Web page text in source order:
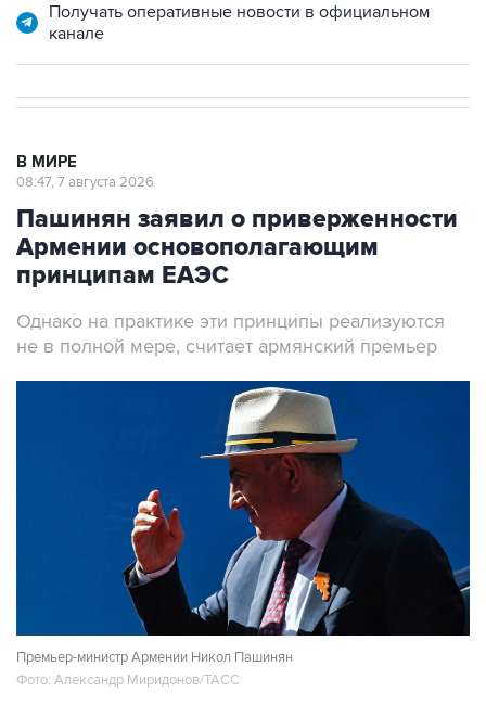
Получать оперативные новости в официальном
канале
В МИРЕ
08:47, 7 августа 2026
Пашинян заявил о приверженности
Армении основополагающим
принципам ЕАЭС
Однако на практике эти принципы реализуются
не в полной мере, считает армянский премьер
Премьер-министр Армении Никол Пашинян
Фото: Александр Миридонов/ТАСС